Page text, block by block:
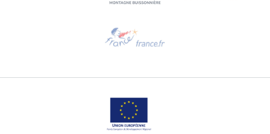
Contattaci per e-mail